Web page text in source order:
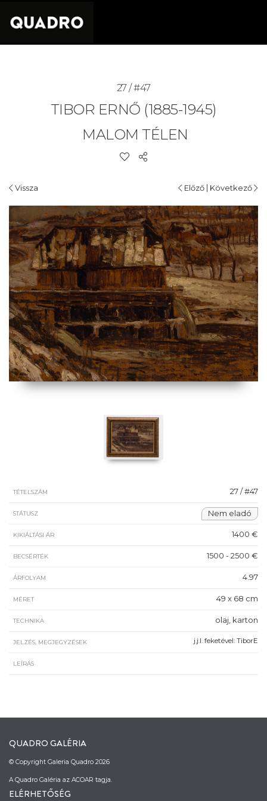
27 / #47
TIBOR ERNŐ (1885-1945)
MALOM TÉLEN
Vissza Előző | Következő
TÉTELSZÁM 27 / #47
STÁTUSZ Nem eladó
KIKIÁLTÁSI ÁR 1400 €
BECSÉRTÉK 1500 - 2500 €
ÁRFOLYAM 4.97
MÉRET 49 x 68 cm
TECHNIKA olaj, karton
JELZÉS, MEGJEGYZÉSEK j.j.l. feketével: TiborE
LEÍRÁS
QUADRO GALÉRIA
© Copyright Galeria Quadro 2026
A Quadro Galéria az ACOAR tagja.
ELÉRHETŐSÉG